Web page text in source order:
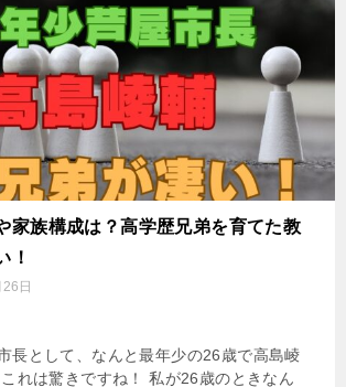
家族構成は？高学歴兄弟を育てた教
！
日
長として、なんと最年少の26歳で高島崚
れは驚きですね！ 私が26歳のときなん